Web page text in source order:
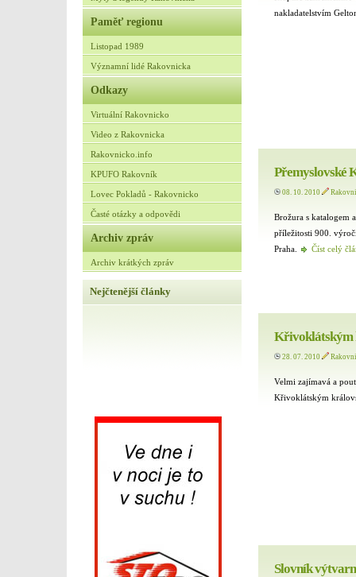
Paměť regionu
Listopad 1989
Významní lidé Rakovnicka
Odkazy
Virtuální Rakovnicko
Video z Rakovnicka
Rakovnicko.info
KPUFO Rakovník
Lovec Pokladů - Rakovnicko
Časté otázky a odpovědi
Archiv zpráv
Archiv krátkých zpráv
Nejčtenější články
nakladatelstvím
Přemyslovské
08. 10. 2010
Brožura s katalogem
příležitosti 900.
Praha.
Číst celý
Křivoklátským
28. 07. 2010
Velmi zajímavá a
Křivoklátským
Slovník